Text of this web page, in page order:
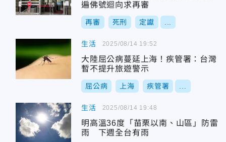
遍佛號迴向求再審
再審 死刑 定讞
生活
大陸屈公病蔓延上海！疾管署：台灣
暫不提升旅遊警示
屈公病 上海 疾管署
2025/08/14 19:52
生活
明高溫36度「苗栗以南、山區」防雷
雨 下週全台有雨
2025/08/14 19:48